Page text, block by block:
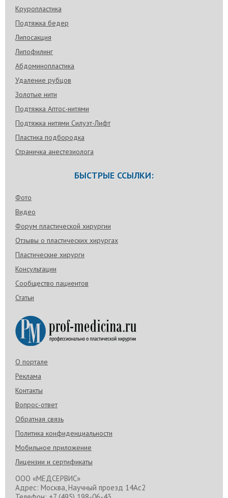
Круропластика
Подтяжка бедер
Липосакция
Липофилинг
Абдоминопластика
Удаление рубцов
Золотые нити
Подтяжка Аптос-нитями
Подтяжка нитями Силуэт-Лифт
Пластика подбородка
Страничка анестезиолога
БЫСТРЫЕ ССЫЛКИ:
Фото
Видео
Форум пластической хирургии
Отзывы о пластических хирургах
Пластические хирурги
Консультации
Сообщество пациентов
Статьи
О портале
Реклама
Контакты
Вопрос-ответ
Обратная связь
Политика конфиденциальности
Мобильное приложение
Лицензии и сертификаты
ООО «МЕДСЕРВИС»
Адрес: Москва, Научный проезд 14Ас2